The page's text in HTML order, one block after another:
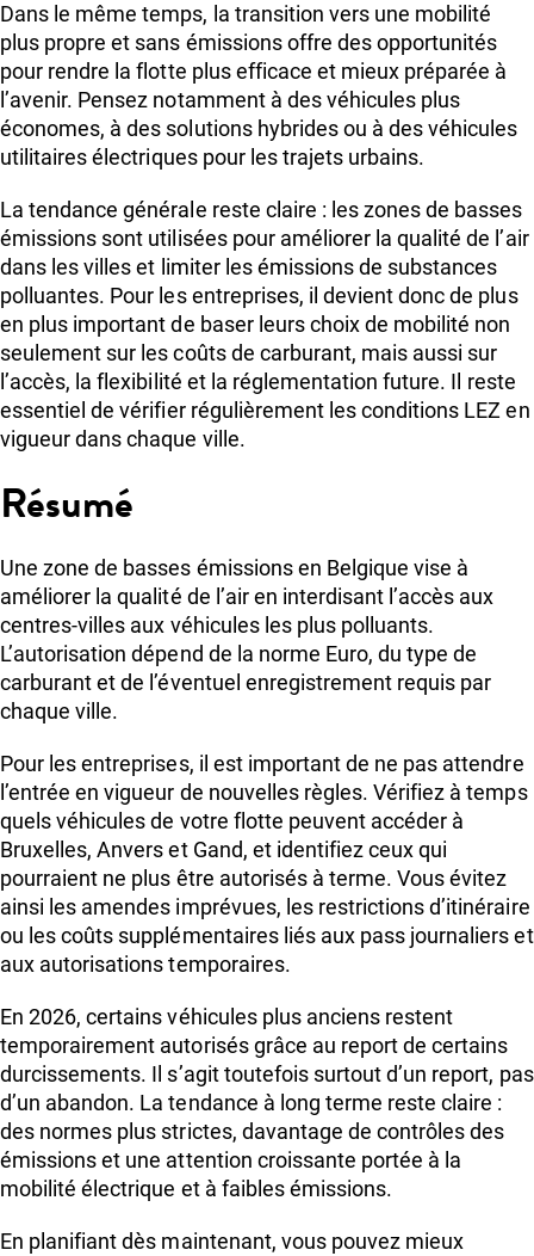
Dans le même temps, la transition vers une mobilité
plus propre et sans émissions offre des opportunités
pour rendre la flotte plus efficace et mieux préparée à
l’avenir. Pensez notamment à des véhicules plus
économes, à des solutions hybrides ou à des véhicules
utilitaires électriques pour les trajets urbains.
La tendance générale reste claire : les zones de basses
émissions sont utilisées pour améliorer la qualité de l’air
dans les villes et limiter les émissions de substances
polluantes. Pour les entreprises, il devient donc de plus
en plus important de baser leurs choix de mobilité non
seulement sur les coûts de carburant, mais aussi sur
l’accès, la flexibilité et la réglementation future. Il reste
essentiel de vérifier régulièrement les conditions LEZ en
vigueur dans chaque ville.
Résumé
Une zone de basses émissions en Belgique vise à
améliorer la qualité de l’air en interdisant l’accès aux
centres-villes aux véhicules les plus polluants.
L’autorisation dépend de la norme Euro, du type de
carburant et de l’éventuel enregistrement requis par
chaque ville.
Pour les entreprises, il est important de ne pas attendre
l’entrée en vigueur de nouvelles règles. Vérifiez à temps
quels véhicules de votre flotte peuvent accéder à
Bruxelles, Anvers et Gand, et identifiez ceux qui
pourraient ne plus être autorisés à terme. Vous évitez
ainsi les amendes imprévues, les restrictions d’itinéraire
ou les coûts supplémentaires liés aux pass journaliers et
aux autorisations temporaires.
En 2026, certains véhicules plus anciens restent
temporairement autorisés grâce au report de certains
durcissements. Il s’agit toutefois surtout d’un report, pas
d’un abandon. La tendance à long terme reste claire :
des normes plus strictes, davantage de contrôles des
émissions et une attention croissante portée à la
mobilité électrique et à faibles émissions.
En planifiant dès maintenant, vous pouvez mieux